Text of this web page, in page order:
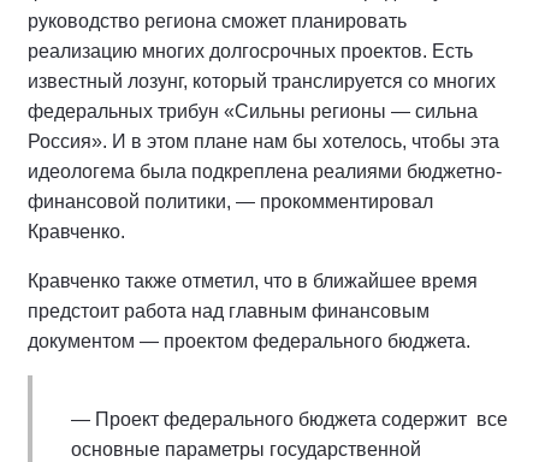
руководство региона сможет планировать
реализацию многих долгосрочных проектов. Есть
известный лозунг, который транслируется со многих
федеральных трибун «Сильны регионы — сильна
Россия». И в этом плане нам бы хотелось, чтобы эта
идеологема была подкреплена реалиями бюджетно-
финансовой политики, — прокомментировал
Кравченко.
Кравченко также отметил, что в ближайшее время
предстоит работа над главным финансовым
документом — проектом федерального бюджета.
— Проект федерального бюджета содержит все
основные параметры государственной